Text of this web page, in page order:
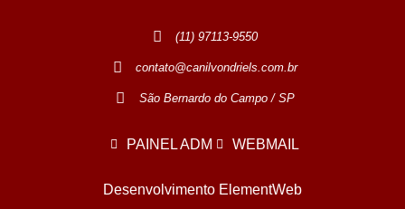
(11) 97113-9550
contato@canilvondriels.com.br
São Bernardo do Campo / SP
PAINEL ADM WEBMAIL
Desenvolvimento ElementWeb